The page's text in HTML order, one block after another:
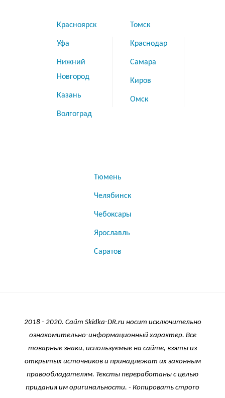
Красноярск
Уфа
Нижний
Новгород
Казань
Волгоград
Томск
Краснодар
Самара
Киров
Омск
Тюмень
Челябинск
Чебоксары
Ярославль
Саратов
2018 - 2020. Сайт Skidka-DR.ru носит исключительно
ознакомительно-информационный характер. Все
товарные знаки, используемые на сайте, взяты из
открытых источников и принадлежат их законным
правообладателям. Тексты переработаны с целью
придания им оригинальности. - Копировать строго